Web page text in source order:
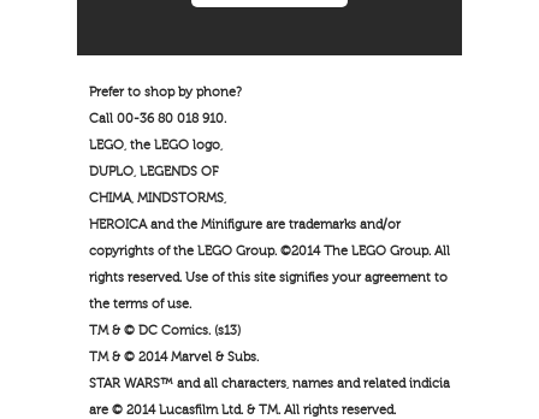
Prefer to shop by phone?
Call 00-36 80 018 910.
LEGO, the LEGO logo,
DUPLO, LEGENDS OF
CHIMA, MINDSTORMS,
HEROICA and the Minifigure are trademarks and/or
copyrights of the LEGO Group. ©2014 The LEGO Group. All
rights reserved. Use of this site signifies your agreement to
the terms of use.
TM & © DC Comics. (s13)
TM & © 2014 Marvel & Subs.
STAR WARS™ and all characters, names and related indicia
are © 2014 Lucasfilm Ltd. & TM. All rights reserved.